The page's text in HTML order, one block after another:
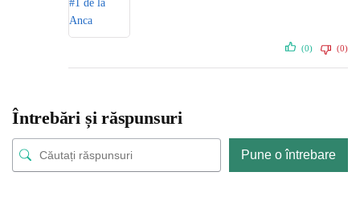
(0) (0)
Întrebări și răspunsuri
Pune o întrebare